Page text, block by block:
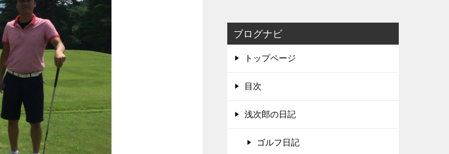
ブログナビ
トップページ
目次
浅次郎の日記
ゴルフ日記